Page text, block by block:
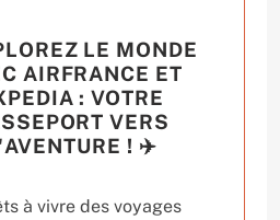
LE MONDE
AIRFRANCE ET
: VOTRE
VERS
! ✈️
à vivre des voyages